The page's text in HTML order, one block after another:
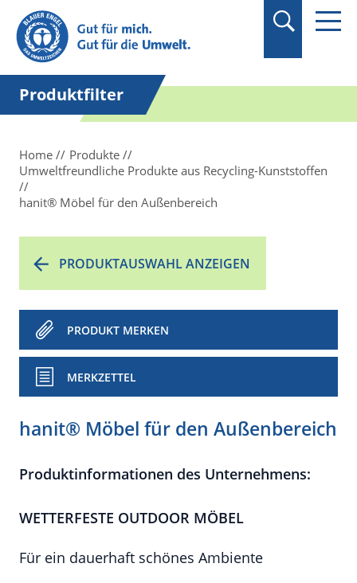
Suchbegriff in
Anführungszeichen
setzen.
Produktfilter
Home
Produkte
Umweltfreundliche Produkte aus Recycling-Kunststoffen
hanit® Möbel für den Außenbereich
PRODUKTAUSWAHL ANZEIGEN
PRODUKT MERKEN
MERKZETTEL
hanit® Möbel für den Außenbereich
Produktinformationen des Unternehmens:
WETTERFESTE OUTDOOR MÖBEL
Für ein dauerhaft schönes Ambiente